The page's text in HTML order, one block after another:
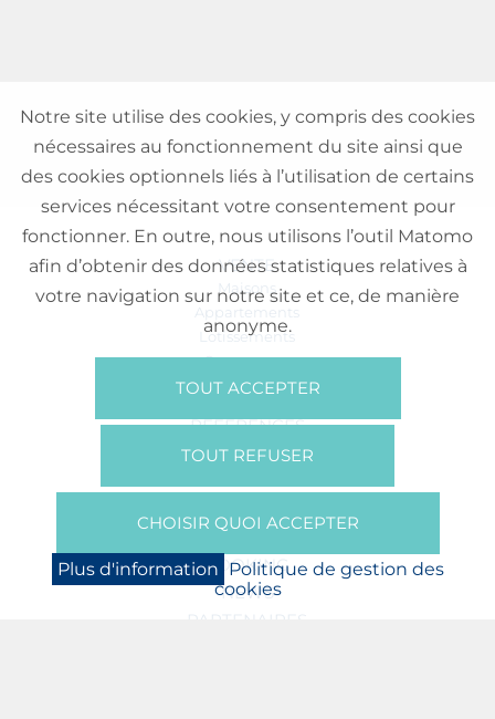
VENTE
Maisons
Appartements
Lotissements
Commerces
Bureaux
RÉFÉRENCES
SUR NOUS
Presse
BOOKING
NEWS
PARTENAIRES
Notre site utilise des cookies, y compris des cookies
nécessaires au fonctionnement du site ainsi que
des cookies optionnels liés à l’utilisation de certains
services nécessitant votre consentement pour
fonctionner. En outre, nous utilisons l’outil Matomo
afin d’obtenir des données statistiques relatives à
votre navigation sur notre site et ce, de manière
anonyme.
TOUT ACCEPTER
TOUT REFUSER
CHOISIR QUOI ACCEPTER
Plus d'information Politique de gestion des
cookies